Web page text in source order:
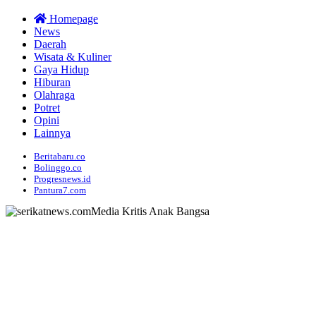
Homepage
News
Daerah
Wisata & Kuliner
Gaya Hidup
Hiburan
Olahraga
Potret
Opini
Lainnya
Beritabaru.co
Bolinggo.co
Progresnews.id
Pantura7.com